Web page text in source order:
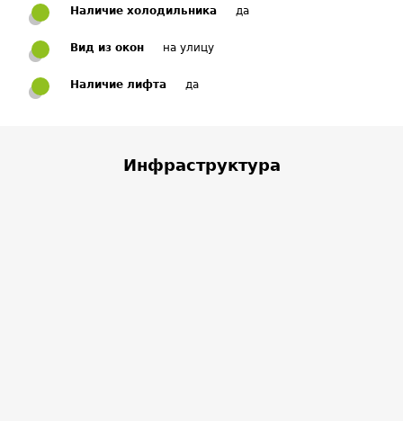
Наличие холодильника да
Вид из окон на улицу
Наличие лифта да
Инфраструктура